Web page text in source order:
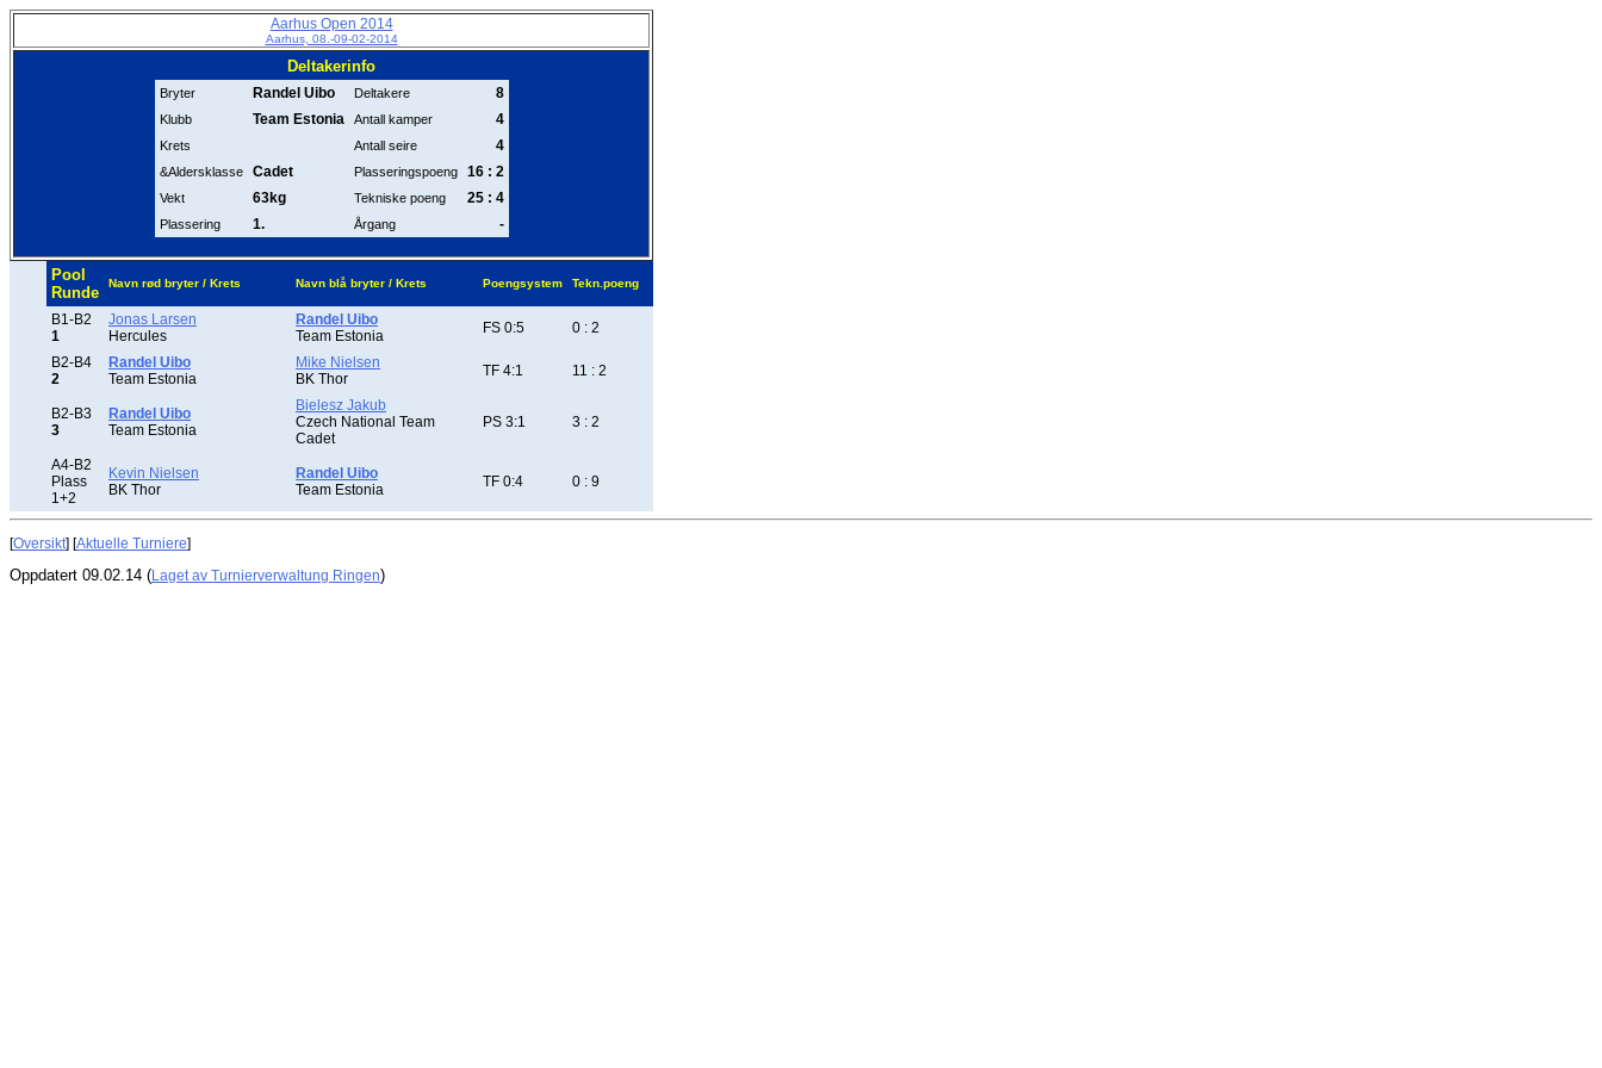
Aarhus Open 2014
Aarhus, 08.-09-02-2014
Deltakerinfo
Bryter Randel Uibo Deltakere 8
Klubb Team Estonia Antall kamper 4
Krets Antall seire 4
&Aldersklasse Cadet Plasseringspoeng 16 : 2
Vekt 63kg Tekniske poeng 25 : 4
Plassering 1. Årgang -
Pool
Runde
Navn rød bryter / Krets Navn blå bryter / Krets Poengsystem Tekn.poeng
B1-B2
1
Jonas Larsen
Hercules
Randel Uibo
Team Estonia
FS 0:5 0 : 2
B2-B4
2
Randel Uibo
Team Estonia
Mike Nielsen
BK Thor
TF 4:1 11 : 2
B2-B3
3
Randel Uibo
Team Estonia
Bielesz Jakub
Czech National Team
Cadet
PS 3:1 3 : 2
A4-B2
Plass
1+2
Kevin Nielsen
BK Thor
Randel Uibo
Team Estonia
TF 0:4 0 : 9
[Oversikt] [Aktuelle Turniere]
Oppdatert 09.02.14 (Laget av Turnierverwaltung Ringen)